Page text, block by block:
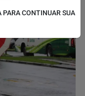
CONTINUAR SUA